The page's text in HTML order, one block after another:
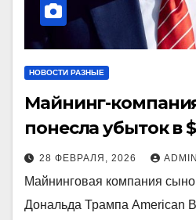
НОВОСТИ РАЗНЫЕ
Майнинг-
понесла убыток в
28 ФЕВРАЛЯ, 2026 ADMIN
Майнинговая компания
Дональда Трампа American